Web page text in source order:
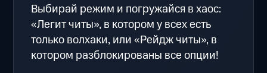
Выбирай режим и погружайся в хаос:
«Легит читы», в котором у всех есть
только волхаки, или «Рейдж читы», в
котором разблокированы все опции!